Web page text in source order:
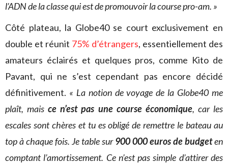
l’ADN de la classe qui est de promouvoir la course pro-am. »
Côté plateau, la Globe40 se court exclusivement en
double et réunit 75% d’étrangers, essentiellement des
amateurs éclairés et quelques pros, comme Kito de
Pavant, qui ne s’est cependant pas encore décidé
définitivement. « La notion de voyage de la Globe40 me
plaît, maisce n’est pas une course économique, car les
escales sont chères et tu es obligé de remettre le bateau au
top à chaque fois. Je table sur900 000 euros de budgeten
comptant l’amortissement. Ce n’est pas simple d’attirer des